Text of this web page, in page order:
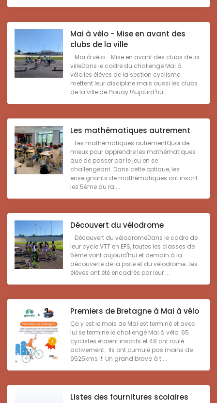
Mai à vélo - Mise en avant des
clubs de la ville
Mai à vélo - Mise en avant des clubs de la
villeDans le cadre du challenge Mai à
vélo les élèves de la section cyclisme
mettent leur discipline mais aussi les clubs
de la ville de Plouay !Aujourd'hu ...
Les mathématiques autrement
Les mathématiques autrementQuoi de
mieux pour apprendre les mathématiques
que de passer par le jeu en se
challengeant Dans cette optique, les
enseignants de mathématiques ont inscrit
les 5ème au ra ...
Découvert du vélodrome
Découvert du vélodromeDans le cadre de
leur cycle VTT en EPS, toutes les classes de
5ème vont aujourd'hui et demain à la
découverte de la piste et du vélodrome. Les
élèves ont été encadrés par leur ...
Premiers de Bretagne à Mai à vélo
Ça y est le mois de Mai est terminé et avec
lui se termine le challenge Mai à vélo. 65
cyclistes étaient inscrits et 48 ont roulé
activement. Ils ont cumulé pas moins de
9525kms !!! Un grand bravo à t ...
Listes des fournitures scolaires